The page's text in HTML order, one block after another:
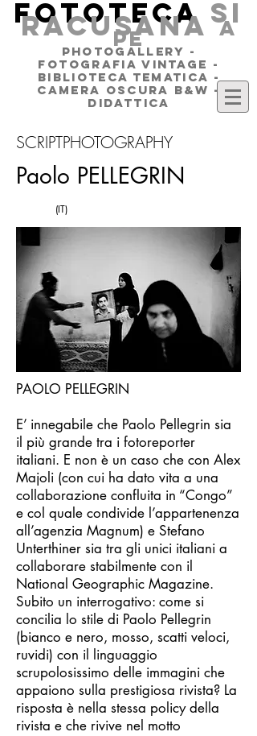
FOTOTECA SI
RACUSANAa
pe
PHOTOGALLERY -
FOTOGRAFIA VINTAGE -
BIBLIOTECA TEMATICA -
CAMERA OSCURA B&W -
DIDATTICA
SCRIPTPHOTOGRAPHY
Paolo PELLEGRIN
(IT)
PAOLO PELLEGRIN
E’ innegabile che Paolo Pellegrin sia
il più grande tra i fotoreporter
italiani. E non è un caso che con Alex
Majoli (con cui ha dato vita a una
collaborazione confluita in “Congo”
e col quale condivide l’appartenenza
all’agenzia Magnum) e Stefano
Unterthiner sia tra gli unici italiani a
collaborare stabilmente con il
National Geographic Magazine.
Subito un interrogativo: come si
concilia lo stile di Paolo Pellegrin
(bianco e nero, mosso, scatti veloci,
ruvidi) con il linguaggio
scrupolosissimo delle immagini che
appaiono sulla prestigiosa rivista? La
risposta è nella stessa policy della
rivista e che rivive nel motto